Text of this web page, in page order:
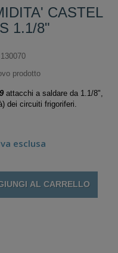
CASTEL
1.1/8"
130070
prodotto
attacchi a saldare da 1.1/8",
dei circuiti frigoriferi.
esclusa
AL CARRELLO